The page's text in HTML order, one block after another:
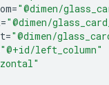
="@dimen/
="@dimen/
="@dimen/
"@+id/left_column"